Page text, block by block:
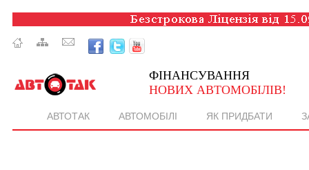
ФІНАНСУВАННЯ
НОВИХ АВТОМОБІЛІВ!
АВТОТАК АВТОМОБІЛІ ЯК ПРИДБАТИ